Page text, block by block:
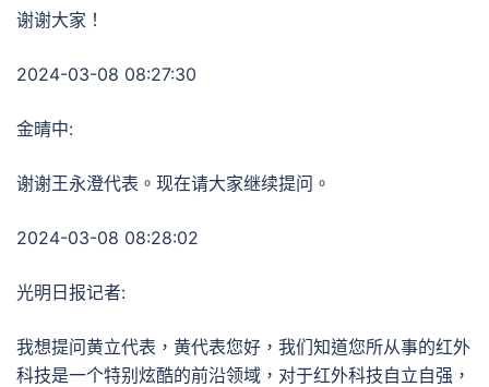
谢谢大家！
2024-03-08 08:27:30
金晴中:
谢谢王永澄代表。现在请大家继续提问。
2024-03-08 08:28:02
光明日报记者:
我想提问黄立代表，黄代表您好，我们知道您所从事的红外
科技是一个特别炫酷的前沿领域，对于红外科技自立自强，